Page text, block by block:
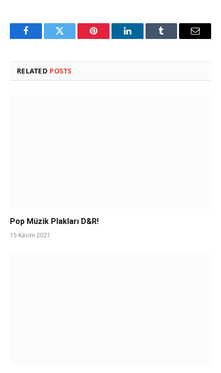
FacebookTwitter Pinterest LinkedInTumblr Email
RELATED POSTS
Pop Müzik Plakları D&R!
15 Kasım 2021